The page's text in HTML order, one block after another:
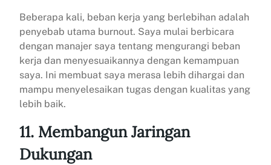
Beberapa kali, beban kerja yang berlebihan adalah
penyebab utama burnout. Saya mulai berbicara
dengan manajer saya tentang mengurangi beban
kerja dan menyesuaikannya dengan kemampuan
saya. Ini membuat saya merasa lebih dihargai dan
mampu menyelesaikan tugas dengan kualitas yang
lebih baik.
11. Membangun Jaringan
Dukungan